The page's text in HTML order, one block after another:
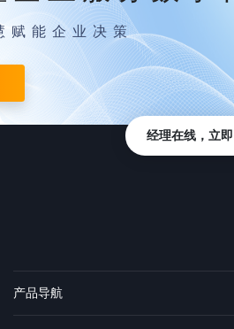
赋能企业决策
产品导航
经理在线，立